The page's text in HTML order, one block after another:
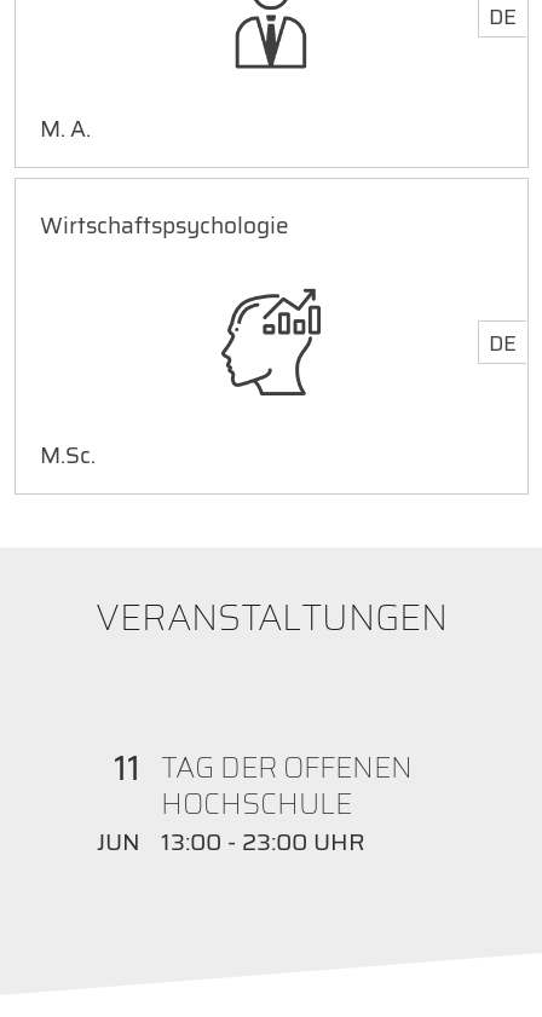
DE
M. A.
Wirtschaftspsychologie
DE
M.Sc.
VERANSTALTUNGEN
11 TAG DER OFFENEN
HOCHSCHULE
JUN 13:00 - 23:00 UHR